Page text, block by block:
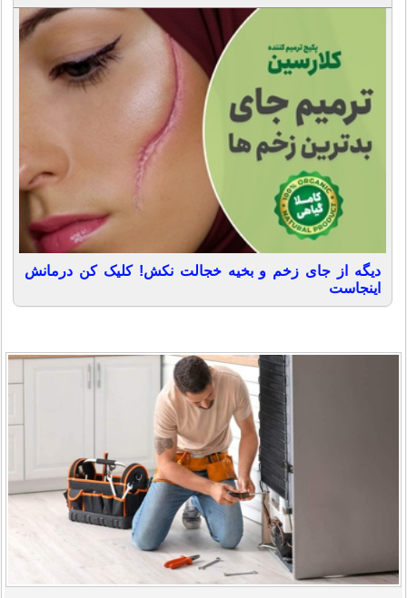
دیگه از جای زخم و بخیه خجالت نکش! کلیک کن درمانش
اینجاست